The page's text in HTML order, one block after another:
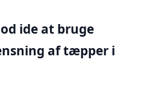
ide at bruge
af tæpper i